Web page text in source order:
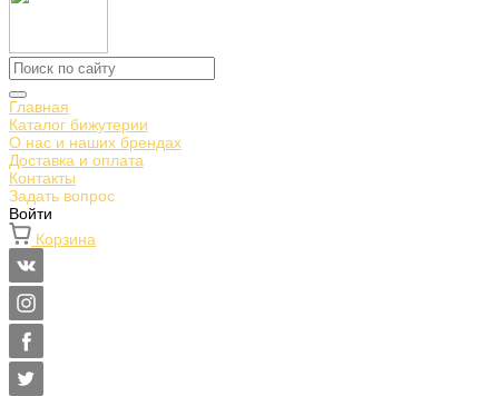
Главная
Каталог бижутерии
О нас и наших брендах
Доставка и оплата
Контакты
Задать вопрос
Войти
Корзина